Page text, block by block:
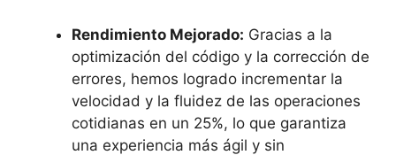
Rendimiento Mejorado: Gracias a la
optimización⁢ del código y la corrección de
errores, hemos‌ logrado incrementar⁢ la⁢
velocidad y la fluidez de las operaciones
cotidianas ⁢en un 25%, lo que garantiza
una experiencia‍ más ágil y⁣ sin